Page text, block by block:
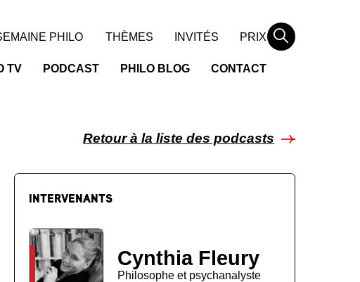
PHILO THÈMES INVITÉS PRIX
TV PODCAST PHILO BLOG CONTACT
Rechercher
Retour à la liste des podcasts
INTERVENANTS
Cynthia Fleury
Philosophe et psychanalyste